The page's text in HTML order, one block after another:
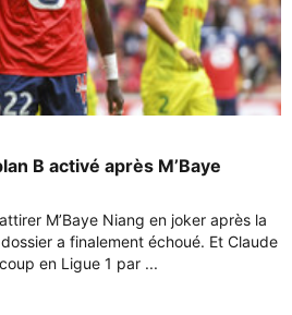
B activé après M’Baye
M’Baye Niang en joker après la
a finalement échoué. Et Claude
en Ligue 1 par ...